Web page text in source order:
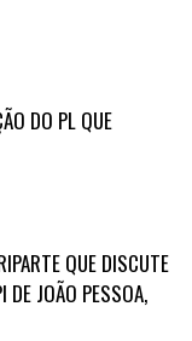
DO PL QUE
QUE DISCUTE
DE JOÃO PESSOA,